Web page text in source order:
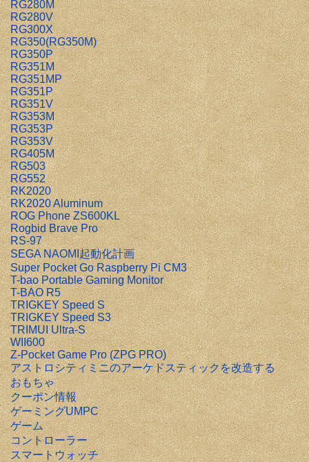
RG280M
RG280V
RG300X
RG350(RG350M)
RG350P
RG351M
RG351MP
RG351P
RG351V
RG353M
RG353P
RG353V
RG405M
RG503
RG552
RK2020
RK2020 Aluminum
ROG Phone ZS600KL
Rogbid Brave Pro
RS-97
SEGA NAOMI起動化計画
Super Pocket Go Raspberry Pi CM3
T-bao Portable Gaming Monitor
T-BAO R5
TRIGKEY Speed S
TRIGKEY Speed S3
TRIMUI Ultra-S
WII600
Z-Pocket Game Pro (ZPG PRO)
アストロシティミニのアーケドスティックを改造する
おもちゃ
クーポン情報
ゲーミングUMPC
ゲーム
コントローラー
スマートウォッチ